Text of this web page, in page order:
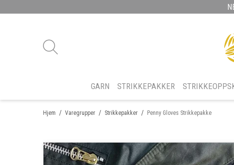
GARN STRIKKEPAKKER
/
Hjem /
Varegrupper /
Strikkepakker Penny Gloves Strikkepakke